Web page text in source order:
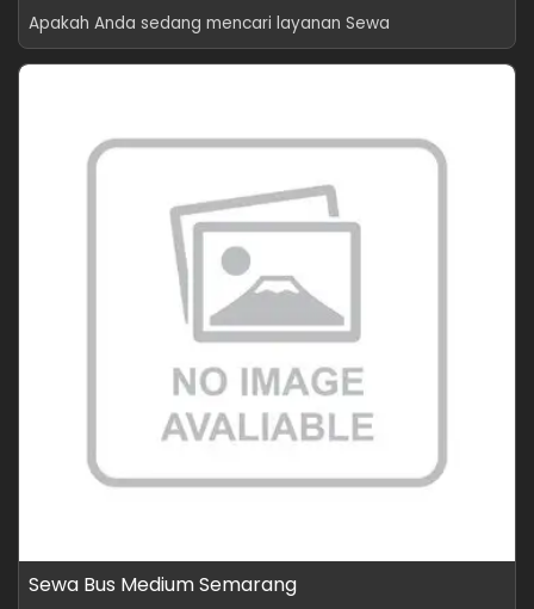
Apakah Anda sedang mencari layanan Sewa
Sewa Bus Medium Semarang